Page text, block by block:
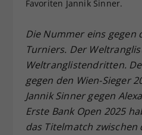
Favoriten Jannik Sinner.
Die Nummer eins gegen
Turniers. Der
Weltranglistendritten.
gegen den Wien-Sieger
Jannik Sinner gegen
Erste Bank Open 2025
das Titelmatch zwischen
Zweck
zufällig
historische
Webseiten-
hat.